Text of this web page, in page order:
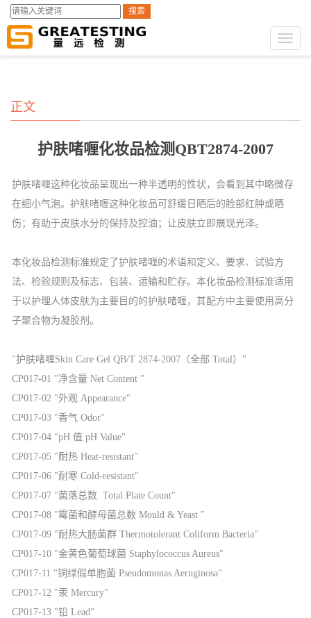
搜索
Toggle
GST第三方检测>测试服务 >
正文
护肤啫喱化妆品检测QBT2874-2007
护肤啫喱这种化妆品呈现出一种半透明的性状，会看到其中略微存
在细小气泡。护肤啫喱这种化妆品可舒缓日晒后的脸部红肿或晒
伤；有助于皮肤水分的保持及控油；让皮肤立即展现光泽。
本化妆品检测标准规定了护肤啫喱的术语和定义、要求、试验方
法、检验规则及标志、包装、运输和贮存。本化妆品检测标准适用
于以护理人体皮肤为主要目的的护肤啫喱，其配方中主要使用高分
子聚合物为凝胶剂。
"护肤啫喱Skin Care Gel QB/T 2874-2007（全部 Total）"
CP017-01 "净含量 Net Content "
CP017-02 "外观 Appearance"
CP017-03 "香气 Odor"
CP017-04 "pH 值 pH Value"
CP017-05 "耐热 Heat-resistant"
CP017-06 "耐寒 Cold-resistant"
CP017-07 "菌落总数 Total Plate Count"
CP017-08 "霉菌和酵母菌总数 Mould & Yeast "
CP017-09 "耐热大肠菌群 Thermotolerant Coliform Bacteria"
CP017-10 "金黄色葡萄球菌 Staphylococcus Aureus"
CP017-11 "铜绿假单胞菌 Pseudomonas Aeruginosa"
CP017-12 "汞 Mercury"
CP017-13 "铅 Lead"